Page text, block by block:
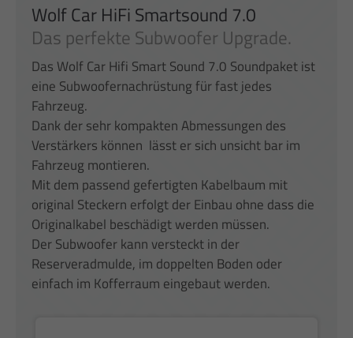
Wolf Car HiFi Smartsound 7.0
Das perfekte Subwoofer Upgrade.
Das Wolf Car Hifi Smart Sound 7.0 Soundpaket ist
eine Subwoofernachrüstung für fast jedes
Fahrzeug.
Dank der sehr kompakten Abmessungen des
Verstärkers können lässt er sich unsicht bar im
Fahrzeug montieren.
Mit dem passend gefertigten Kabelbaum mit
original Steckern erfolgt der Einbau ohne dass die
Originalkabel beschädigt werden müssen.
Der Subwoofer kann versteckt in der
Reserveradmulde, im doppelten Boden oder
einfach im Kofferraum eingebaut werden.